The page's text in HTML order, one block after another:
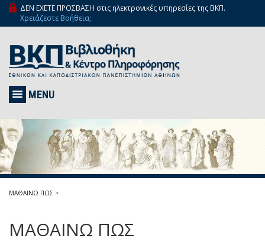
ΔΕΝ ΕΧΕΤΕ ΠΡΟΣΒΑΣΗ στις ηλεκτρονικές υπηρεσίες της ΒΚΠ.
Χρειάζεστε Βοήθεια;
MENU
ΜΑΘΑΙΝΩ ΠΩΣ >
ΜΑΘΑΙΝΩ ΠΩΣ